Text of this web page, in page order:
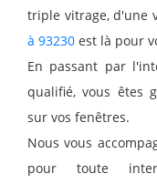
triple vitrage, d'une
à 93230 est là pour
En passant par
qualifié, vous êtes
sur vos fenêtres.
Nous vous
pour toute